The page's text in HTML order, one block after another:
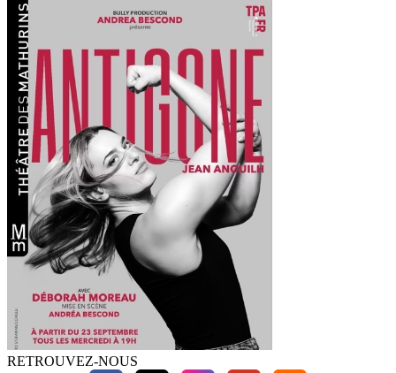
RETROUVEZ-NOUS